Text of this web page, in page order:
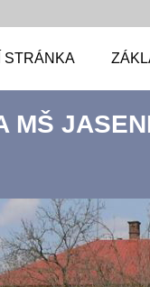
STRÁNKA
MŠ